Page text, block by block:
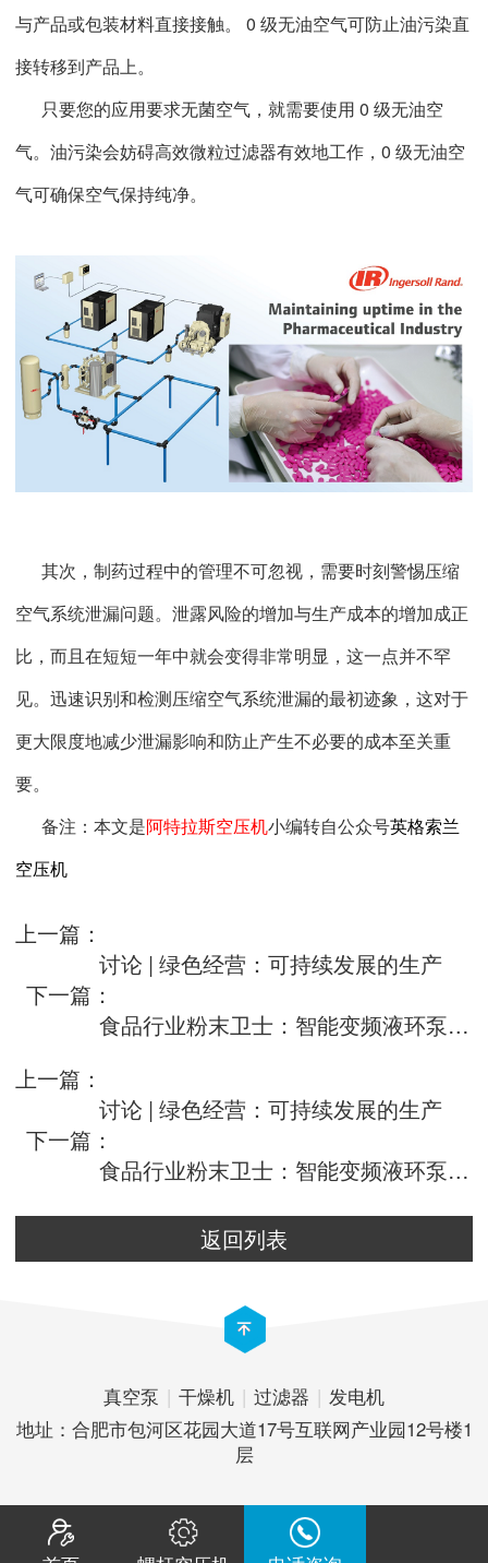
与产品或包装材料直接接触。 0 级无油空气可防止油污染直
接转移到产品上。
只要您的应用要求无菌空气，就需要使用 0 级无油空
气。油污染会妨碍高效微粒过滤器有效地工作，0 级无油空
气可确保空气保持纯净。
其次，制药过程中的管理不可忽视，需要时刻警惕压缩
空气系统泄漏问题。泄露风险的增加与生产成本的增加成正
比，而且在短短一年中就会变得非常明显，这一点并不罕
见。迅速识别和检测压缩空气系统泄漏的最初迹象，这对于
更大限度地减少泄漏影响和防止产生不必要的成本至关重
要。
备注：本文是阿特拉斯空压机小编转自公众号英格索兰
空压机
上一篇：
讨论 | 绿色经营：可持续发展的生产
下一篇：
食品行业粉末卫士：智能变频液环泵LRPVSD+
上一篇：
讨论 | 绿色经营：可持续发展的生产
下一篇：
食品行业粉末卫士：智能变频液环泵LRPVSD+
返回列表
真空泵 | 干燥机 | 过滤器 | 发电机
地址：合肥市包河区花园大道17号互联网产业园12号楼1
层